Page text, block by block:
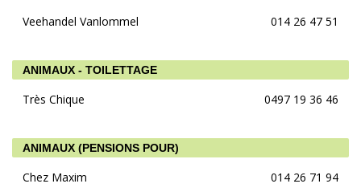
Veehandel Vanlommel
014 26 47 51
ANIMAUX - TOILETTAGE
Très Chique 0497 19 36 46
ANIMAUX (PENSIONS POUR)
Chez Maxim
014 26 71 94